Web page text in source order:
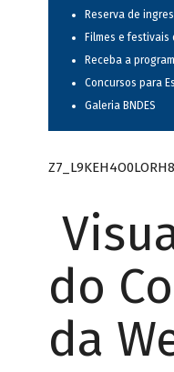
Reserva de
Filmes e festivais
Receba a
Concursos para
Galeria BNDES
do
da